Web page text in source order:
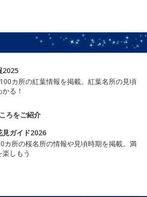
2025
カ所の紅葉情報を掲載。紅葉名所の見頃
る！
ろをご紹介
見ガイド2026
カ所の桜名所の情報や見頃時期を掲載。満
しもう